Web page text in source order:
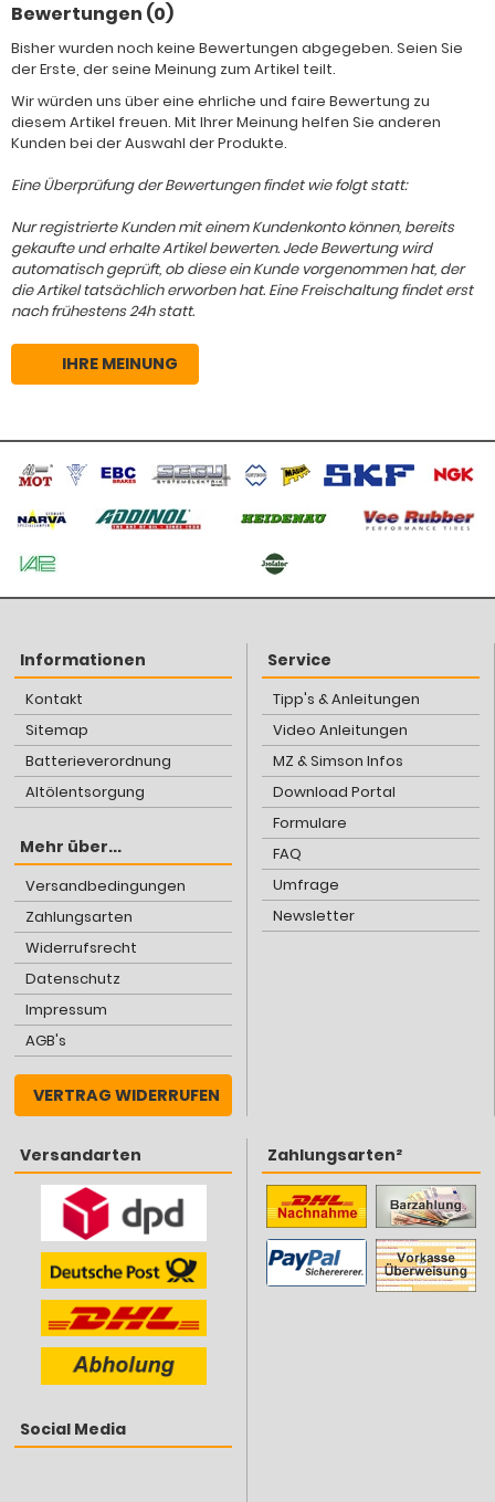
Bewertungen (0)
Bisher wurden noch keine Bewertungen abgegeben. Seien Sie
der Erste, der seine Meinung zum Artikel teilt.
Wir würden uns über eine ehrliche und faire Bewertung zu
diesem Artikel freuen. Mit Ihrer Meinung helfen Sie anderen
Kunden bei der Auswahl der Produkte.
Eine Überprüfung der Bewertungen findet wie folgt statt:
Nur registrierte Kunden mit einem Kundenkonto können, bereits
gekaufte und erhalte Artikel bewerten. Jede Bewertung wird
automatisch geprüft, ob diese ein Kunde vorgenommen hat, der
die Artikel tatsächlich erworben hat. Eine Freischaltung findet erst
nach frühestens 24h statt.
IHRE MEINUNG
Informationen
Kontakt
Sitemap
Batterieverordnung
Altölentsorgung
Mehr über...
Versandbedingungen
Zahlungsarten
Widerrufsrecht
Datenschutz
Impressum
AGB's
VERTRAG WIDERRUFEN
Service
Tipp's & Anleitungen
Video Anleitungen
MZ & Simson Infos
Download Portal
Formulare
FAQ
Umfrage
Newsletter
Versandarten
Social Media
Zahlungsarten²